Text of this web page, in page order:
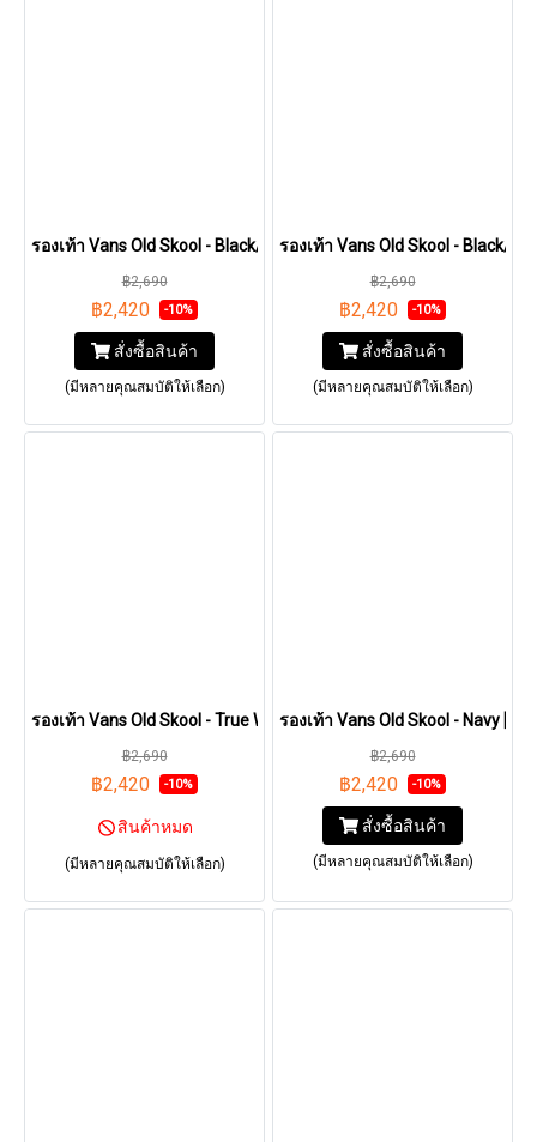
รองเท้า Vans Old Skool - Black/White [VN000D3HY28]
฿2,690
฿2,420 -10%
สั่งซื้อสินค้า
(มีหลายคุณสมบัติให้เลือก)
รองเท้า Vans Old Skool - Black/
฿2,690
฿2,420 -10%
สั่งซื้อสินค้า
(มีหลายคุณสมบัติให้เลือก)
รองเท้า Vans Old Skool - True White [VN000D3HW00]
฿2,690
฿2,420 -10%
สินค้าหมด
(มีหลายคุณสมบัติให้เลือก)
รองเท้า Vans Old Skool - Navy
฿2,690
฿2,420 -10%
สั่งซื้อสินค้า
(มีหลายคุณสมบัติให้เลือก)